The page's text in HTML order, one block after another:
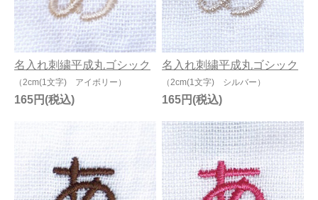
名入れ刺繍平成丸ゴシック
（2cm(1文字) アイボリー）
165円
名入れ刺繍平成丸ゴシック
（2cm(1文字) シルバー）
165円